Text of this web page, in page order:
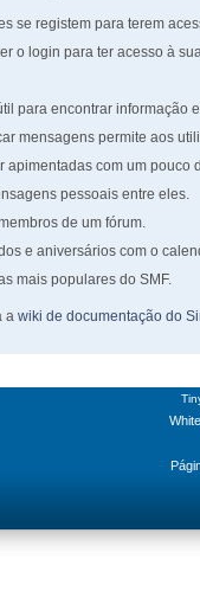
se registem para terem
o login para ter acesso à
para encontrar informação
mensagens permite aos
apimentadas com um pouco
pessoais entre eles.
de um fórum.
e aniversários com o
mais populares do SMF.
awiki de documentação do